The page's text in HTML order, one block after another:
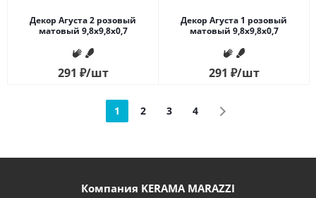
Декор Агуста 2 розовый
матовый 9,8x9,8x0,7
291 ₽/шт
Декор Агуста 1 розовый
матовый 9,8x9,8x0,7
291 ₽/шт
1 2 3 4
Компания KERAMA MARAZZI